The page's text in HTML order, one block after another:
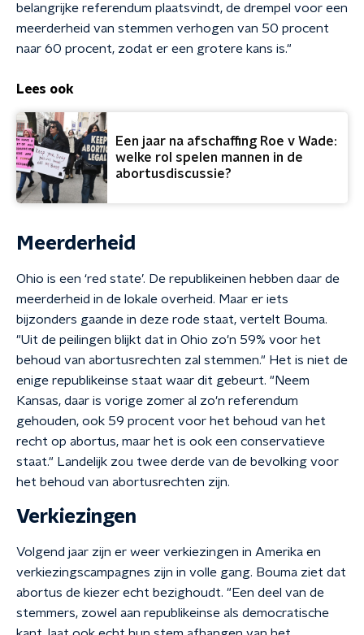
belangrijke referendum plaatsvindt, de drempel voor een
meerderheid van stemmen verhogen van 50 procent
naar 60 procent, zodat er een grotere kans is."
Lees ook
Een jaar na afschaffing Roe v Wade:
welke rol spelen mannen in de
abortusdiscussie?
Meerderheid
Ohio is een ‘red state’. De republikeinen hebben daar de
meerderheid in de lokale overheid. Maar er iets
bijzonders gaande in deze rode staat, vertelt Bouma.
"Uit de peilingen blijkt dat in Ohio zo'n 59% voor het
behoud van abortusrechten zal stemmen." Het is niet de
enige republikeinse staat waar dit gebeurt. "Neem
Kansas, daar is vorige zomer al zo'n referendum
gehouden, ook 59 procent voor het behoud van het
recht op abortus, maar het is ook een conservatieve
staat." Landelijk zou twee derde van de bevolking voor
het behoud van abortusrechten zijn.
Verkiezingen
Volgend jaar zijn er weer verkiezingen in Amerika en
verkiezingscampagnes zijn in volle gang. Bouma ziet dat
abortus de kiezer echt bezighoudt. "Een deel van de
stemmers, zowel aan republikeinse als democratische